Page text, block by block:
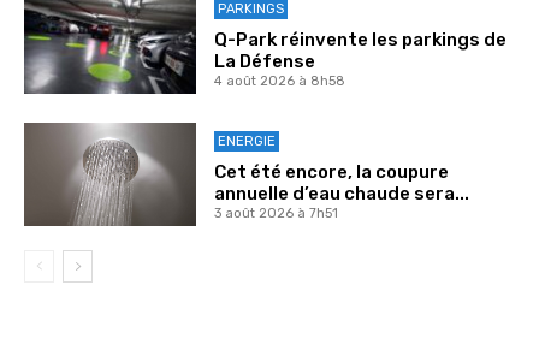
PARKINGS
Q-Park réinvente les parkings de
La Défense
4 août 2026 à 8h58
ENERGIE
Cet été encore, la coupure
annuelle d’eau chaude sera...
3 août 2026 à 7h51